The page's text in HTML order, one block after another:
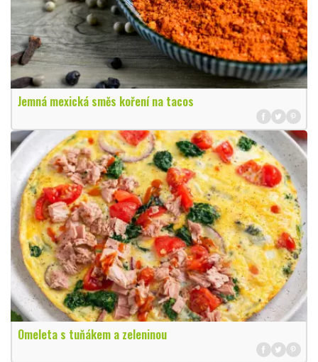
Jemná mexická směs koření na tacos
Omeleta s tuňákem a zeleninou